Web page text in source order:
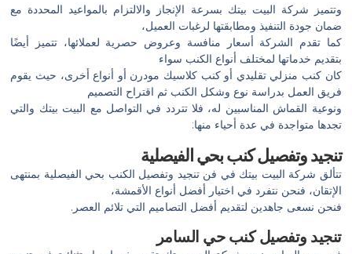
وتتميز شركة البيت بيتك بسرعة الإنجاز والالتزام بالمواعيد المحددة مع
ضمان جودة التنفيذ ومطابقتها لرغبات العميل،
كما تقدم الشركة أسعار منافسة وعروض حصرية لعملائها، تتميز أيضًا
بتقديم خدماتها لمختلف أنواع الكنب سواء
كان كنب منزلي تقليدي أو كنب كلاسيك مودرن أو أنواع أخرى، حيث يقوم
فريق العمل بدراسة نوع وشكل الكنب ثم اقتراح التصميم
ونوعية القماش المناسبين له، فلا تتردد في التواصل مع البيت بيتك والتي
تجدها متواجدة في عدة أحياء منها:
تنجيد وتفصيل كنب بحي الفيصلية
تتألق شركة البيت بيتك في فن تنجيد وتفصيل الكنب بحي الفيصلية بمنتهى
الإتقان، فنحن نتفرد في اختيار أفضل أنواع الأقمشة،
فنحن نسعى جاهدين لتقديم أفضل التصاميم التي تلائم العصر.
تنجيد وتفصيل كنب حي السامر